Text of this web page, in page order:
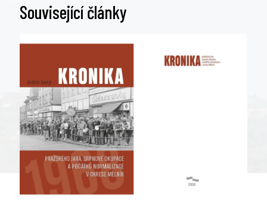
Související články